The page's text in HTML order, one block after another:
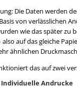
Die Daten werden
von verlässlichen
wie das später zu
auf das gleiche
ähnlichen
das auf zwei
Andrucke